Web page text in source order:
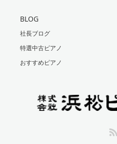
BLOG
社長ブログ
特選中古ピアノ
おすすめピアノ